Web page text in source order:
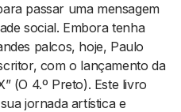
passar uma mensagem
social. Embora tenha
palcos, hoje, Paulo
com o lançamento da
(O 4.º Preto). Este livro
jornada artística e